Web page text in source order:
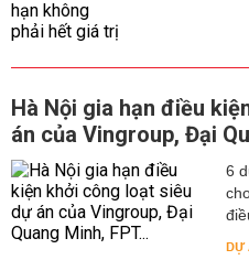
Hà Nội gia hạn điều
án của Vingroup, Đại
6
DỰ